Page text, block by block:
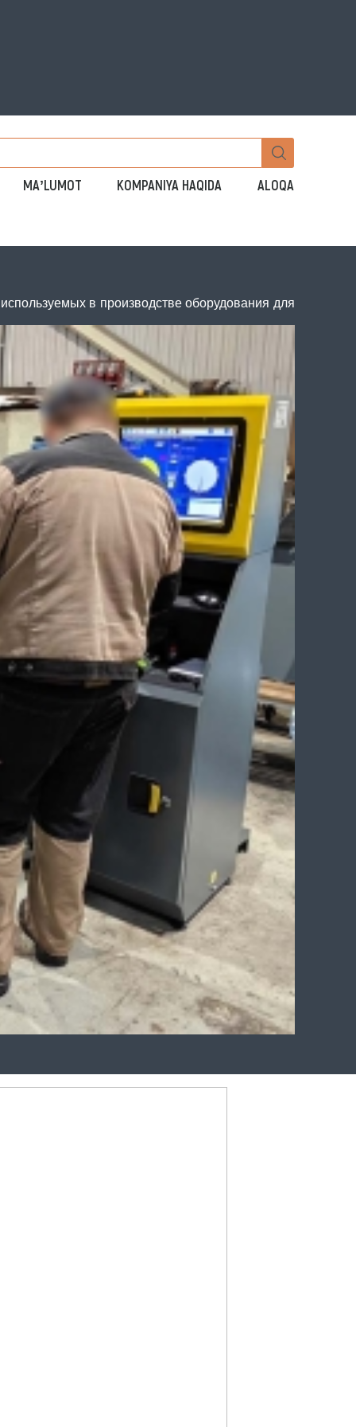
MAʼLUMOT KOMPANIYA HAQIDA ALOQA
в производстве оборудования для